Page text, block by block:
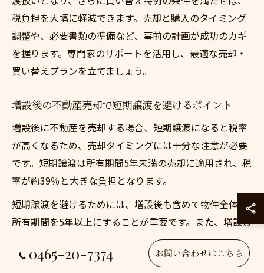
税負担を大幅に軽減できます。売却と購入のタイミング
調整や、必要書類の準備など、事前の計画が成功のカギ
を握ります。専門家のサポートを活用し、最適な売却・
買い替えプランを立てましょう。
増設後の不動産売却で短期譲渡を避けるポイント
増設後に不動産を売却する場合、短期譲渡になると税率
が高くなるため、売却タイミングには十分な注意が必要
です。短期譲渡は所有期間5年未満の売却に適用され、税
率が約39％と大きな負担となります。
短期譲渡を避けるためには、増設後も含めて物件全体の
所有期間を5年以上にすることが重要です。また、増設費
用を取得費に算入することで課税所得を抑えることがで
きるため、費用の証憑類も必ず保管しておきましょう。
0465-20-7374 お問い合わせはこちら